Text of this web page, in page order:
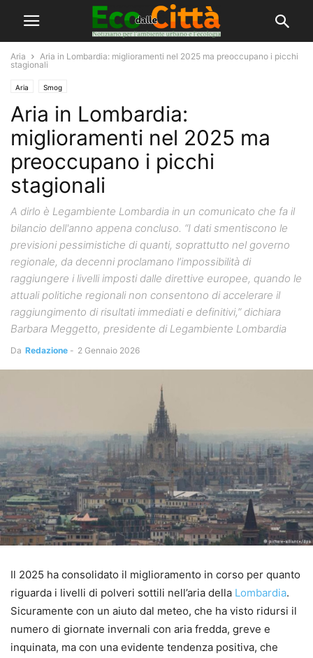
Aria
Aria in Lombardia: miglioramenti nel 2025 ma preoccupano i picchi
stagionali
Aria Smog
Aria in Lombardia:
miglioramenti nel 2025 ma
preoccupano i picchi
stagionali
A dirlo è Legambiente Lombardia in un comunicato che fa il
bilancio dell'anno appena concluso. “I dati smentiscono le
previsioni pessimistiche di quanti, soprattutto nel governo
regionale, da decenni proclamano l’impossibilità di
raggiungere i livelli imposti dalle direttive europee, quando le
attuali politiche regionali non consentono di accelerare il
raggiungimento di risultati immediati e definitivi,” dichiara
Barbara Meggetto, presidente di Legambiente Lombardia
Da Redazione - 2 Gennaio 2026
Il 2025 ha consolidato il miglioramento in corso per quanto
riguarda i livelli di polveri sottili nell’aria della Lombardia.
Sicuramente con un aiuto dal meteo, che ha visto ridursi il
numero di giornate invernali con aria fredda, greve e
inquinata, ma con una evidente tendenza positiva, che